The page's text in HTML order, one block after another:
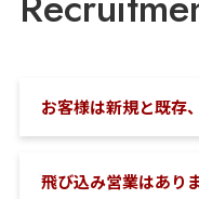
お客様は新規と既存
飛び込み営業はあり